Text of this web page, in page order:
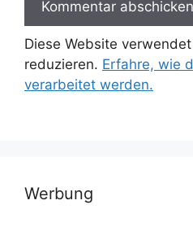
Diese Website
reduzieren. Erfahre, wie
verarbeitet werden.
Werbung